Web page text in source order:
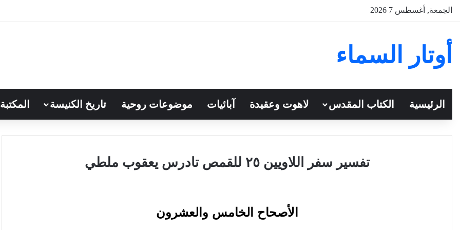
الجمعة, أغسطس 7 2026
أوتار السماء
الرئيسية الكتاب المقدس لاهوت وعقيدة آبائيات موضوعات روحية تاريخ الكنيسة المكتبة
تفسير سفر اللاويين ٢٥ للقمص تادرس يعقوب ملطي
الأصحاح الخامس والعشرون